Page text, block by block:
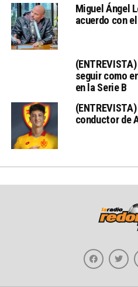
Miguel Ángel
acuerdo con
seguir como
en la Serie B
conductor de